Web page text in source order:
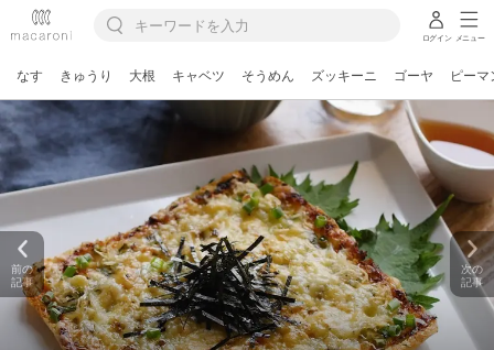
ログイン メニュー
なす きゅうり 大根 キャベツ そうめん ズッキーニ ゴーヤ ピーマ
前の
記事
次の
記事